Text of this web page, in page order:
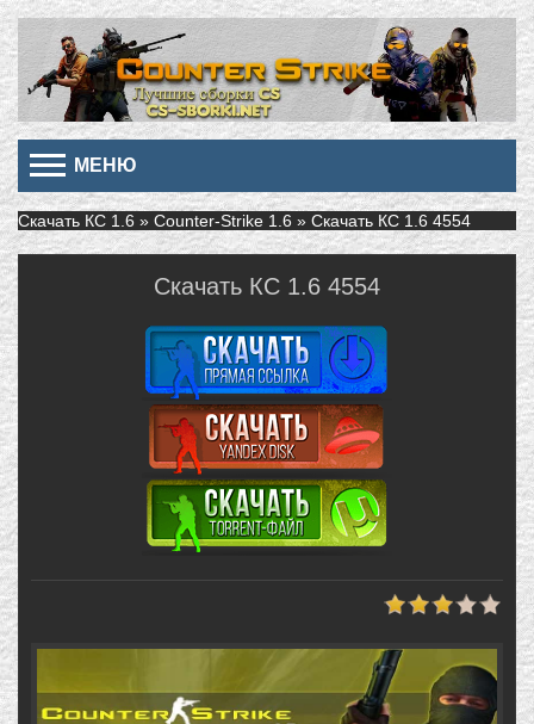
МЕНЮ
Скачать КС 1.6 » Counter-Strike 1.6 » Скачать КС 1.6 4554
Скачать КС 1.6 4554